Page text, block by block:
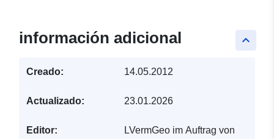
keyboard_arrow_up
información adicional
Creado: 14.05.2012
Actualizado: 23.01.2026
Editor:
LVermGeo im Auftrag von